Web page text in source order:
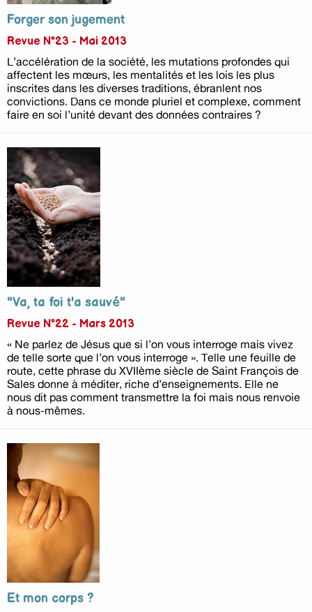
Forger son jugement
Revue N°23 - Mai 2013
L’accélération de la société, les mutations profondes qui
affectent les mœurs, les mentalités et les lois les plus
inscrites dans les diverses traditions, ébranlent nos
convictions. Dans ce monde pluriel et complexe, comment
faire en soi l’unité devant des données contraires ?
"Va, ta foi t'a sauvé"
Revue N°22 - Mars 2013
« Ne parlez de Jésus que si l’on vous interroge mais vivez
de telle sorte que l’on vous interroge ». Telle une feuille de
route, cette phrase du XVIIème siècle de Saint François de
Sales donne à méditer, riche d’enseignements. Elle ne
nous dit pas comment transmettre la foi mais nous renvoie
à nous-mêmes.
Et mon corps ?